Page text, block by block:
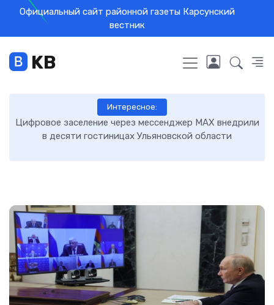
Официальный сайт районной газеты Карсунский
вестник
KB
Интересное:
Цифровое заселение через мессенджер MAX внедрили
в десяти гостиницах Ульяновской области